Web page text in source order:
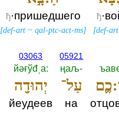
ђ
[def-art
ђ·пришедшего
[def-art ~qal-ptc-act-ms]
05921
ңаљ-‎
עַל־
на
03063
йәғўđˌа:‎
יְהוּדָ֖ה
йеудеев